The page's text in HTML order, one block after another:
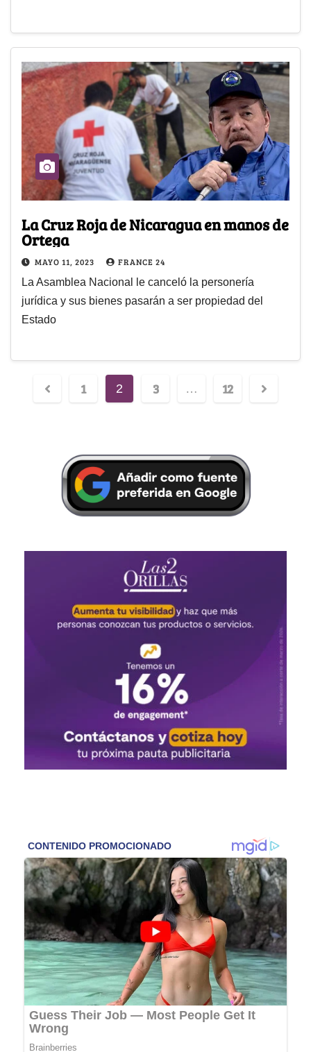
La Cruz Roja de Nicaragua en manos de
Ortega
MAYO 11, 2023 FRANCE 24
La Asamblea Nacional le canceló la personería
jurídica y sus bienes pasarán a ser propiedad del
Estado
1 2 3 … 12